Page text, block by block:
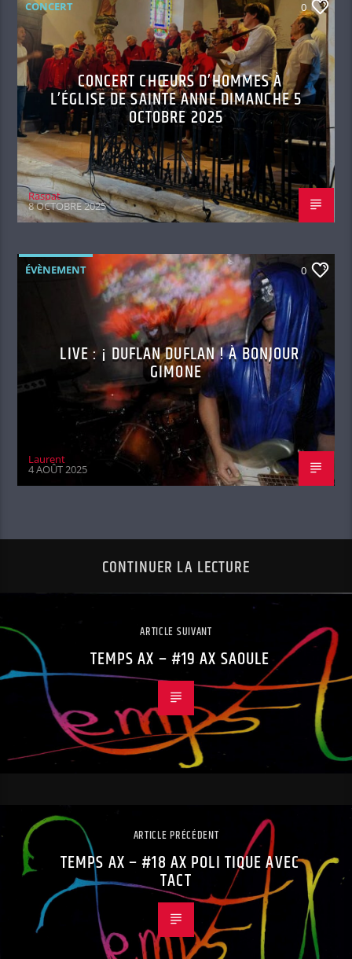
CONCERT 0
CONCERT CHŒURS D’HOMMES À
L’ÉGLISE DE SAINTE ANNE DIMANCHE 5
OCTOBRE 2025
Raspat
8 OCTOBRE 2025
ÉVÈNEMENT 0
LIVE : ¡ DUFLAN DUFLAN ! À BONJOUR
GIMONE
Laurent
4 AOÛT 2025
CONTINUER LA LECTURE
ARTICLE SUIVANT
TEMPS AX – #19 AX SAOULE
ARTICLE PRÉCÉDENT
TEMPS AX – #18 AX POLI TIQUE AVEC
TACT